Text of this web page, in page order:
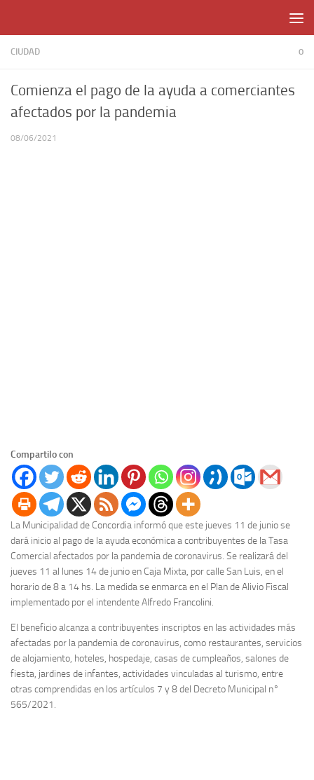
CIUDAD 0
Comienza el pago de la ayuda a comerciantes
afectados por la pandemia
08/06/2021
Compartilo con
La Municipalidad de Concordia informó que este jueves 11 de junio se
dará inicio al pago de la ayuda económica a contribuyentes de la Tasa
Comercial afectados por la pandemia de coronavirus. Se realizará del
jueves 11 al lunes 14 de junio en Caja Mixta, por calle San Luis, en el
horario de 8 a 14 hs. La medida se enmarca en el Plan de Alivio Fiscal
implementado por el intendente Alfredo Francolini.
El beneficio alcanza a contribuyentes inscriptos en las actividades más
afectadas por la pandemia de coronavirus, como restaurantes, servicios
de alojamiento, hoteles, hospedaje, casas de cumpleaños, salones de
fiesta, jardines de infantes, actividades vinculadas al turismo, entre
otras comprendidas en los artículos 7 y 8 del Decreto Municipal n°
565/2021.